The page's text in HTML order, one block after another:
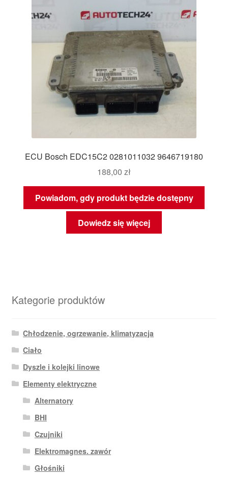
ECU Bosch EDC15C2 0281011032 9646719180
188,00 zł
Powiadom, gdy produkt będzie dostępny
Dowiedz się więcej
Kategorie produktów
Chłodzenie, ogrzewanie, klimatyzacja
Ciało
Dyszle i kolejki linowe
Elementy elektryczne
Alternatory
BHI
Czujniki
Elektromagnes. zawór
Głośniki